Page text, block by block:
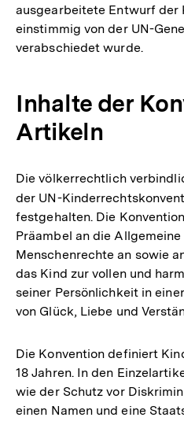
ausgearbeitete Entwurf der
einstimmig von der UN-
verabschiedet wurde.
Inhalte der
Artikeln
Die völkerrechtlich
der UN-
festgehalten. Die
Präambel an die
Menschenrechte an sowie
das Kind zur vollen und
seiner Persönlichkeit in
von Glück, Liebe und
Die Konvention definiert
18 Jahren. In den
wie der Schutz vor
einen Namen und eine